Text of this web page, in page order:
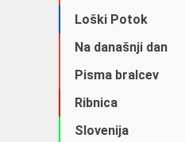
Loški Potok
Na današnji dan
Pisma bralcev
Ribnica
Slovenija